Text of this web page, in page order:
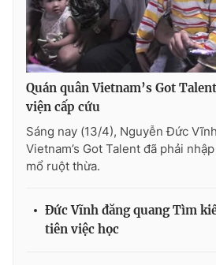
Ðiện thoại Thời báo VTV:
024.66 897
Email:toasoan@vtv.vn
Liên hệ quảng cáo:
024-7300.7108
Quán quân Vietnam’s Got
viện cấp cứu
Sáng nay (13/4), Nguyễn Đức
Vietnam’s Got Talent đã phải
mổ ruột thừa.
Đức Vĩnh đăng quang Tìm
tiên việc học